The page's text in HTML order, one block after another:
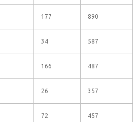
177 890
34 587
166 487
26 357
72 457